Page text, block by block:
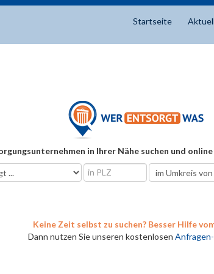
Startseite
in Ihrer Nähe suchen und
Keine Zeit selbst zu suchen? Besser Hilfe
Dann nutzen Sie unseren kostenlosen